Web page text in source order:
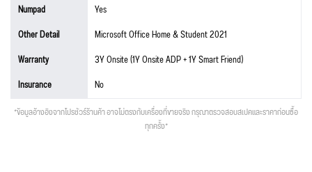
Numpad
Yes
Other Detail
Microsoft Office Home & Student 2021
Warranty
3Y Onsite (1Y Onsite ADP + 1Y Smart Friend)
Insurance
No
*ข้อมูลอ้างอิงจากโปรชัวร์ร้านค้า อาจไม่ตรงกับเครื่องที่ขายจริง กรุณาตรวจสอบสเปคและราคาก่อนซื้อ
ทุกครั้ง*